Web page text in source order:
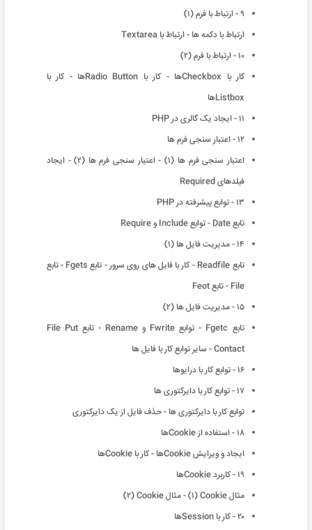
٩ - ارتباط با فرم (١)
ارتباط با دکمه ها - ارتباط با Textarea
١٠ - ارتباط با فرم (٢)
کار با Checkboxها - کار با Radio Buttonها - کار با
Listboxها
١١ - ایجاد یک گالری در PHP
١٢ - اعتبار سنجی فرم ها
اعتبار سنجی فرم ها (١) - اعتبار سنجی فرم ها (٢) - ایجاد
فیلدهای Required
١٣ - توابع پیشرفته در PHP
تابع Date - توابع Include و Require
١۴ - مدیریت فایل ها (١)
تابع Readfile - کار با فایل های روی سرور - تابع Fgets - تابع
File - تابع Feot
١۵ - مدیریت فایل ها (٢)
تابع Fgetc - توابع Fwrite و Rename - تابع File Put
Contact - سایر توابع کار با فایل ها
١۶ - توابع کار با درایوها
١٧ - توابع کار با دایرکتوری ها
توابع کار با دایرکتوری ها - حذف فایل از یک دایرکتوری
١٨ - استفاده از Cookieها
ایجاد و ویرایش Cookieها - کار با Cookieها
١٩ - کاربرد Cookieها
مثال Cookie (١) - مثال Cookie (٢)
٢٠ - کار با Sessionها